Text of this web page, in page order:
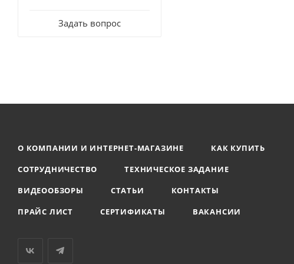
Задать вопрос
О КОМПАНИИ И ИНТЕРНЕТ-МАГАЗИНЕ
КАК КУПИТЬ
СОТРУДНИЧЕСТВО
ТЕХНИЧЕСКОЕ ЗАДАНИЕ
ВИДЕООБЗОРЫ
СТАТЬИ
КОНТАКТЫ
ПРАЙС ЛИСТ
СЕРТИФИКАТЫ ВАКАНСИИ